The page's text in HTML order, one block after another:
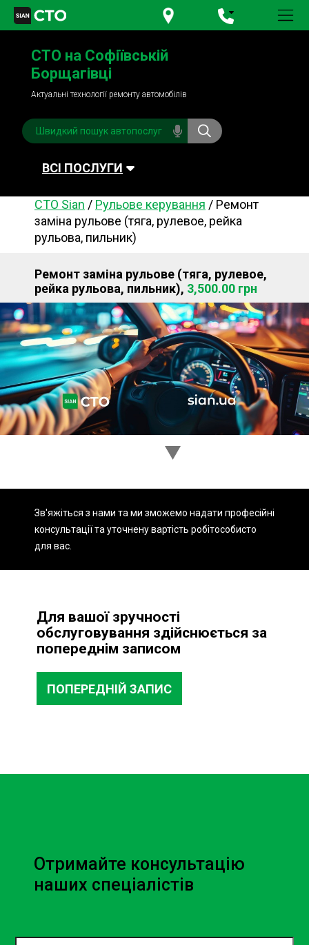
+380 95781-84-84
+380 98791-84-84
СТО на Софіївській
Борщагівці
Актуальні технології ремонту автомобілів
ВСІ ПОСЛУГИ
Автомийка Планове ТО
Паливна система
Акумулятори
Обслуговування
кондиціонера
Система охолодження
Діагностика
Ходова частина Зчеплення
ГРМ Шиномонтаж
Запчастини Двигун
Гальмівна система Заміна Ременей
СТО Sian / Рульове керування / Ремонт
заміна рульове (тяга, рулевое, рейка
рульова, пильник)
Ремонт заміна рульове (тяга, рулевое,
рейка рульова, пильник), 3,500.00 грн
Зв'яжіться з нами та ми зможемо надати професійні
консультації та уточнену вартість робітособисто
для вас.
Для вашої зручності
обслуговування здійснюється за
попереднім записом
ПОПЕРЕДНІЙ ЗАПИС
Отримайте консультацію
наших спеціалістів